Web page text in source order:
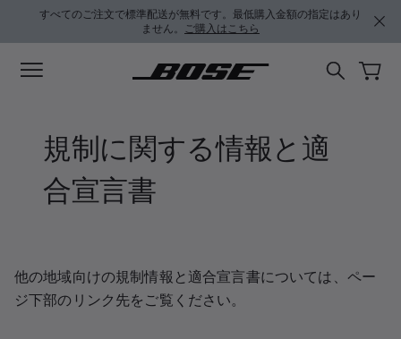
メインコンテンツに移動
フッターコンテンツに移動
アクセシビリティ声明に移動する
すべてのご注文で標準配送が無料です。最低購入金額の指定はあり
ません。 ご購入はこちら
規制に関する情報と適
合宣言書
他の地域向けの規制情報と適合宣言書については、ペー
ジ下部のリンク先をご覧ください。